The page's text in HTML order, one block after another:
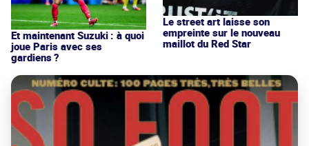
Et maintenant Suzuki : à quoi
joue Paris avec ses
gardiens ?
Le street art laisse son
empreinte sur le nouveau
maillot du Red Star